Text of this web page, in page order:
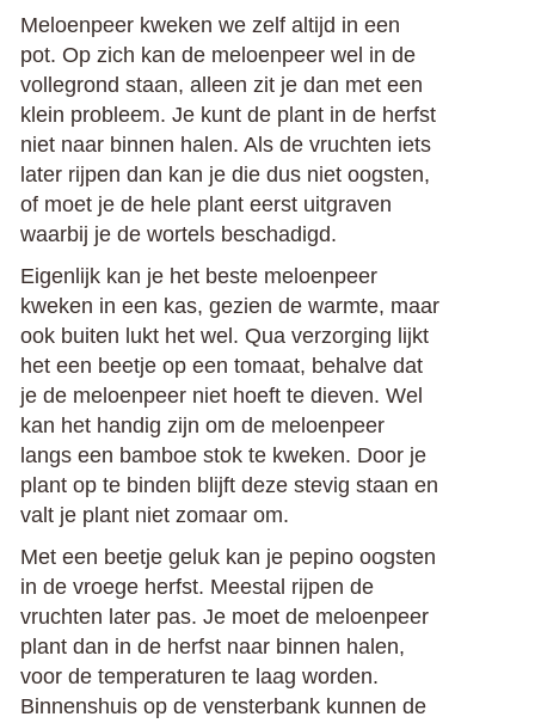
Meloenpeer kweken we zelf altijd in een
pot. Op zich kan de meloenpeer wel in de
vollegrond staan, alleen zit je dan met een
klein probleem. Je kunt de plant in de herfst
niet naar binnen halen. Als de vruchten iets
later rijpen dan kan je die dus niet oogsten,
of moet je de hele plant eerst uitgraven
waarbij je de wortels beschadigd.
Eigenlijk kan je het beste meloenpeer
kweken in een kas, gezien de warmte, maar
ook buiten lukt het wel. Qua verzorging lijkt
het een beetje op een tomaat, behalve dat
je de meloenpeer niet hoeft te dieven. Wel
kan het handig zijn om de meloenpeer
langs een bamboe stok te kweken. Door je
plant op te binden blijft deze stevig staan en
valt je plant niet zomaar om.
Met een beetje geluk kan je pepino oogsten
in de vroege herfst. Meestal rijpen de
vruchten later pas. Je moet de meloenpeer
plant dan in de herfst naar binnen halen,
voor de temperaturen te laag worden.
Binnenshuis op de vensterbank kunnen de